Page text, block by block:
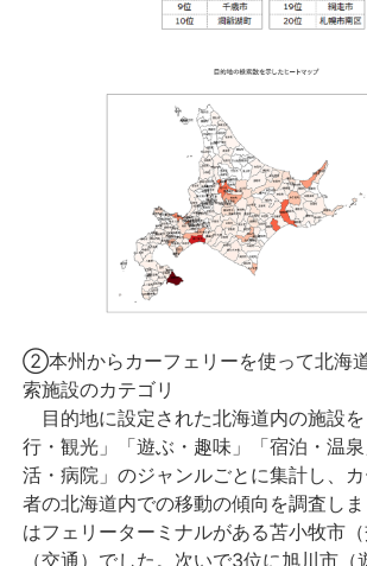
②本州からカーフェリーを使って北海
索施設のカテゴリ
目的地に設定された北海道内の施設
行・観光」「遊ぶ・趣味」「宿泊・温
活・病院」のジャンルごとに集計し、
者の北海道内での移動の傾向を調査し
はフェリーターミナルがある苫小牧市
（交通）でした。次いで3位に旭川市